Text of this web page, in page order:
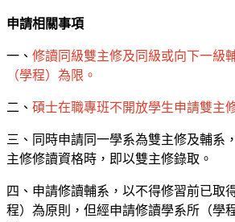
申請相關事項
一、 修讀同級雙主修及同級或向下一級
（學程）為限。
二、 碩士在職專班不開放學生申請雙主
三、同時申請同一學系為雙主修及輔系
主修修讀資格時，即以雙主修錄取。
四、申請修讀輔系，以不得修習前已取
程）為原則，但經申請修讀學系所（學